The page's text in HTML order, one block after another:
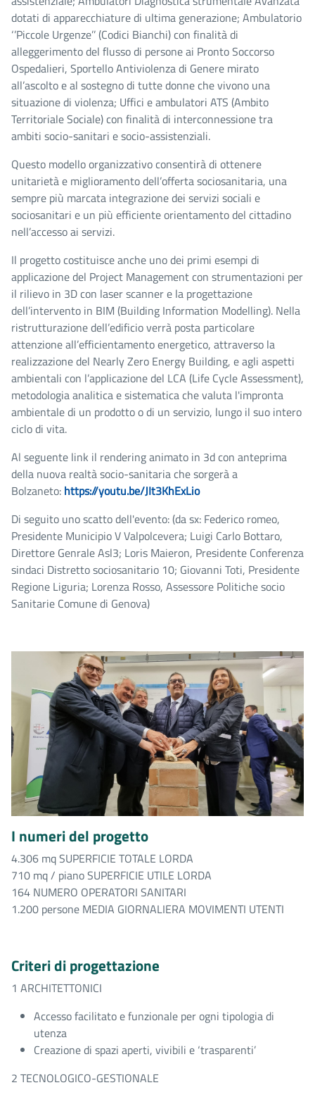
dotati di apparecchiature di ultima generazione; Ambulatorio
‘’Piccole Urgenze’’ (Codici Bianchi) con finalità di
alleggerimento del flusso di persone ai Pronto Soccorso
Ospedalieri, Sportello Antiviolenza di Genere mirato
all’ascolto e al sostegno di tutte donne che vivono una
situazione di violenza; Uffici e ambulatori ATS (Ambito
Territoriale Sociale) con finalità di interconnessione tra
ambiti socio-sanitari e socio-assistenziali.
Questo modello organizzativo consentirà di ottenere
unitarietà e miglioramento dell’offerta sociosanitaria, una
sempre più marcata integrazione dei servizi sociali e
sociosanitari e un più efficiente orientamento del cittadino
nell’accesso ai servizi.
Il progetto costituisce anche uno dei primi esempi di
applicazione del Project Management con strumentazioni per
il rilievo in 3D con laser scanner e la progettazione
dell’intervento in BIM (Building Information Modelling). Nella
ristrutturazione dell’edificio verrà posta particolare
attenzione all’efficientamento energetico, attraverso la
realizzazione del Nearly Zero Energy Building, e agli aspetti
ambientali con l’applicazione del LCA (Life Cycle Assessment),
metodologia analitica e sistematica che valuta l'impronta
ambientale di un prodotto o di un servizio, lungo il suo intero
ciclo di vita.
Al seguente link il rendering animato in 3d con anteprima
della nuova realtà socio-sanitaria che sorgerà a
Bolzaneto: https://youtu.be/JIt3KhExLio
Di seguito uno scatto dell'evento: (da sx: Federico romeo,
Presidente Municipio V Valpolcevera; Luigi Carlo Bottaro,
Direttore Genrale Asl3; Loris Maieron, Presidente Conferenza
sindaci Distretto sociosanitario 10; Giovanni Toti, Presidente
Regione Liguria; Lorenza Rosso, Assessore Politiche socio
Sanitarie Comune di Genova)
I numeri del progetto
4.306 mq SUPERFICIE TOTALE LORDA
710 mq / piano SUPERFICIE UTILE LORDA
164 NUMERO OPERATORI SANITARI
1.200 persone MEDIA GIORNALIERA MOVIMENTI UTENTI
Criteri di progettazione
1 ARCHITETTONICI
Accesso facilitato e funzionale per ogni tipologia di
utenza
Creazione di spazi aperti, vivibili e ‘trasparenti’
2 TECNOLOGICO-GESTIONALE